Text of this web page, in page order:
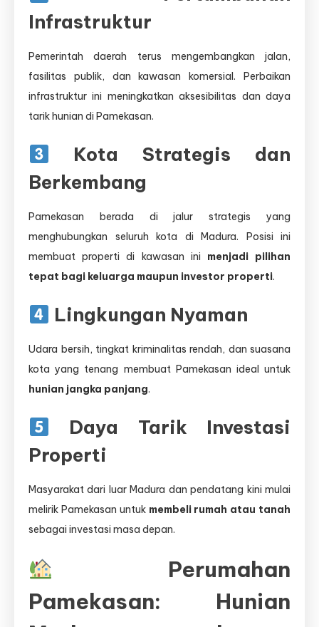
Infrastruktur
Pemerintah daerah terus mengembangkan jalan,
fasilitas publik, dan kawasan komersial. Perbaikan
infrastruktur ini meningkatkan aksesibilitas dan daya
tarik hunian di Pamekasan.
Kota Strategis dan
Berkembang
Pamekasan berada di jalur strategis yang
menghubungkan seluruh kota di Madura. Posisi ini
membuat properti di kawasan ini menjadi pilihan
tepat bagi keluarga maupun investor properti.
Lingkungan Nyaman
Udara bersih, tingkat kriminalitas rendah, dan suasana
kota yang tenang membuat Pamekasan ideal untuk
hunian jangka panjang.
Daya Tarik Investasi
Properti
Masyarakat dari luar Madura dan pendatang kini mulai
melirik Pamekasan untuk membeli rumah atau tanah
sebagai investasi masa depan.
Perumahan
Pamekasan: Hunian